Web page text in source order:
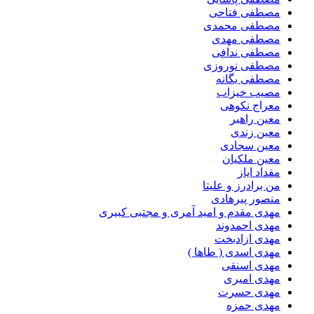
مصطفی فتاحی
مصطفی محمدی
مصطفی مهدی
مصطفی ندافی
مصطفی نوروزی
مصطفی یگانه
مصیب خیزاب
معراج نکوهی
معین راهبر
معین زندی
معین سجادی
معین ملکیان
مقداد ایاز
من برادرز و علیتا
منصور پیرهادی
مهدى مقدم و امید آمرى و مجتبى کبیرى
مهدی احمدوند
مهدی ازادبخت
مهدی اسدی ( طاها )
مهدی اسنقی
مهدی امیری
مهدی حسرت
مهدی حمزه